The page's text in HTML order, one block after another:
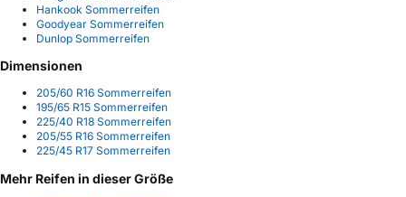
Hankook Sommerreifen
Goodyear Sommerreifen
Dunlop Sommerreifen
Dimensionen
205/60 R16 Sommerreifen
195/65 R15 Sommerreifen
225/40 R18 Sommerreifen
205/55 R16 Sommerreifen
225/45 R17 Sommerreifen
Mehr Reifen in dieser Größe